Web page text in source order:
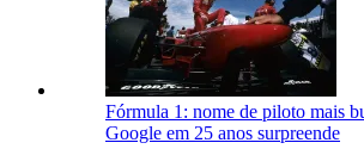
Fórmula 1: nome de piloto mais
Google em 25 anos surpreende